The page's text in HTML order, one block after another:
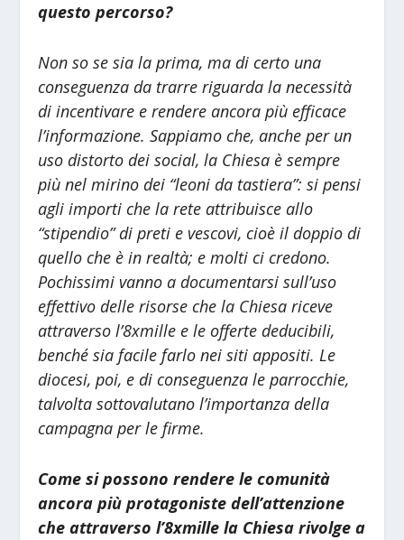
questo percorso?
Non so se sia la prima, ma di certo una
conseguenza da trarre riguarda la necessità
di incentivare e rendere ancora più efficace
l’informazione. Sappiamo che, anche per un
uso distorto dei social, la Chiesa è sempre
più nel mirino dei “leoni da tastiera”: si pensi
agli importi che la rete attribuisce allo
“stipendio” di preti e vescovi, cioè il doppio di
quello che è in realtà; e molti ci credono.
Pochissimi vanno a documentarsi sull’uso
effettivo delle risorse che la Chiesa riceve
attraverso l’8xmille e le offerte deducibili,
benché sia facile farlo nei siti appositi. Le
diocesi, poi, e di conseguenza le parrocchie,
talvolta sottovalutano l’importanza della
campagna per le firme.
Come si possono rendere le comunità
ancora più protagoniste dell’attenzione
che attraverso l’8xmille la Chiesa rivolge a